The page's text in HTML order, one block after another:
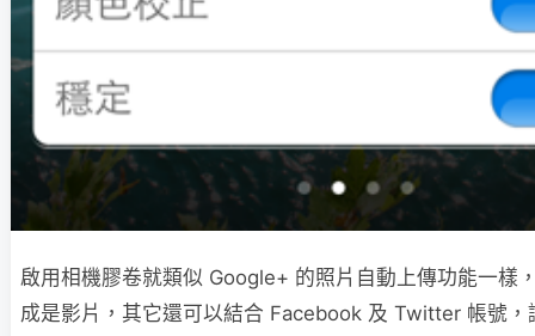
啟用相機膠卷就類似 Google+ 的照片自動上傳功能一樣
成是影片，其它還可以結合 Facebook 及 Twitter 帳號，